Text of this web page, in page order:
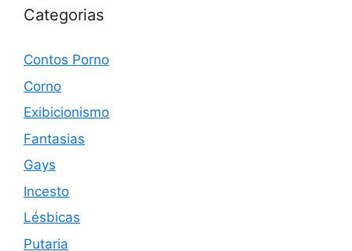
Categorias
Contos Porno
Corno
Exibicionismo
Fantasias
Gays
Incesto
Lésbicas
Putaria